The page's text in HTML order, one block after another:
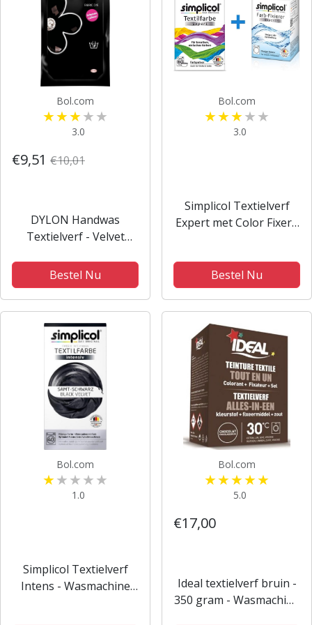
Bol.com
3.0
€9,51 €10,01
DYLON Handwas
Textielverf - Velvet
Bestel Nu
Bol.com
3.0
Simplicol Textielverf
Expert met Color Fixer -
handwas - Dolfijn Grijs
Bestel Nu
Bol.com
1.0
Simplicol Textielverf
Intens - Wasmachine
Bol.com
5.0
€17,00
Ideal textielverf bruin -
350 gram - Wasmachine